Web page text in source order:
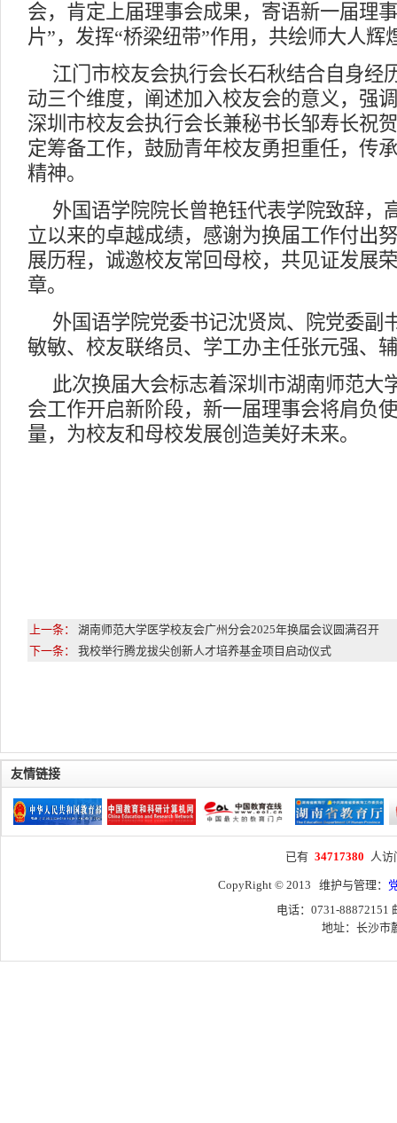
会，肯定上届理事会成果，寄语新一届理
片”，发挥“桥梁纽带”作用，共绘师大人辉
江门市校友会执行会长石秋结合自身经
动三个维度，阐述加入校友会的意义，强
深圳市校友会执行会长兼秘书长邹寿长祝
定筹备工作，鼓励青年校友勇担重任，传
精神。
外国语学院院长曾艳钰代表学院致辞，
立以来的卓越成绩，感谢为换届工作付出
展历程，诚邀校友常回母校，共见证发展
章。
外国语学院党委书记沈贤岚、院党委副
敏敏、校友联络员、学工办主任张元强、
此次换届大会标志着深圳市湖南师范大
会工作开启新阶段，新一届理事会将肩负
量，为校友和母校发展创造美好未来。
上一条： 湖南师范大学医学校友会广州分会2025年换届会议圆满召开
下一条： 我校举行腾龙拔尖创新人才培养基金项目启动仪式
友情链接
已有 34717380 人
CopyRight © 2013 维护与管理：
电话：0731-88872151
地址：长沙市